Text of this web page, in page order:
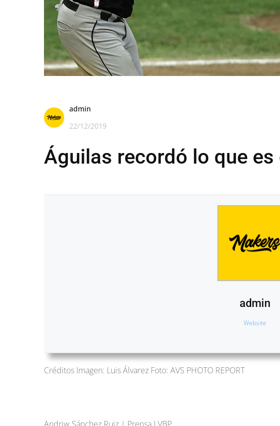
admin
22/12/2019
Águilas recordó lo que es
admin
Website
Créditos Imagen: Luis Álvarez Foto: AVS PHOTO REPORT